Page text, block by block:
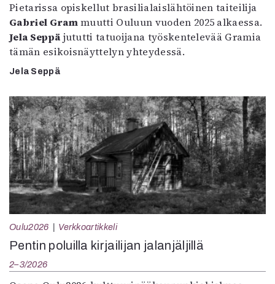
Pietarissa opiskellut brasilialaislähtöinen taiteilija
Gabriel Grammuutti Ouluun vuoden 2025 alkaessa.
Jela Seppä jututti tatuoijana työskentelevää Gramia
tämän esikoisnäyttelyn yhteydessä.
Jela Seppä
Oulu2026 Verkkoartikkeli
Pentin poluilla kirjailijan jalanjäljillä
2–3/2026